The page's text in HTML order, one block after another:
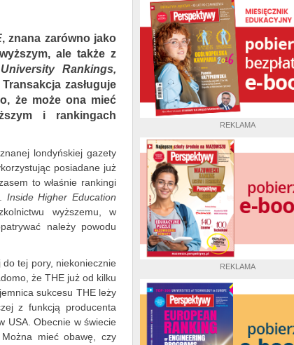
REKLAMA
REKLAMA
, znana zarówno jako
ale także z
Rankings,
Transakcja zasługuje
że może ona mieć
i rankingach
londyńskiej gazety
posiadane już
to właśnie rankingi
Inside Higher Education
wyższemu, w
należy powodu
tej pory, niekoniecznie
że THE już od kilku
sukcesu THE leży
z funkcją producenta
USA. Obecnie w świecie
mieć obawę, czy